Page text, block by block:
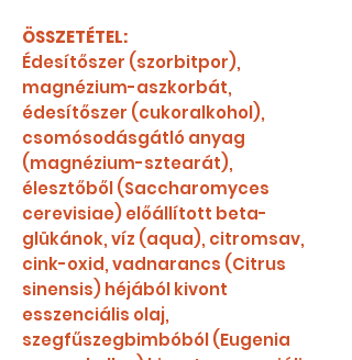
ÖSSZETÉTEL:
Édesítőszer (szorbitpor),
magnézium-aszkorbát,
édesítőszer (cukoralkohol),
csomósodásgátló anyag
(magnézium-sztearát),
élesztőből (Saccharomyces
cerevisiae) előállított beta-
glükánok, víz (aqua), citromsav,
cink-oxid, vadnarancs (Citrus
sinensis) héjából kivont
esszenciális olaj,
szegfűszegbimbóból (Eugenia